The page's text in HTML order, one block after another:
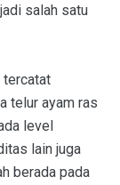
salah satu
tercatat
telur ayam ras
level
lain juga
berada pada